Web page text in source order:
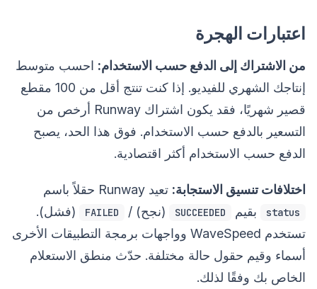
اعتبارات الهجرة
من الاشتراك إلى الدفع حسب الاستخدام: احسب متوسط
إنتاجك الشهري للفيديو. إذا كنت تنتج أقل من 100 مقطع
قصير شهريًا، فقد يكون اشتراك Runway أرخص من
التسعير بالدفع حسب الاستخدام. فوق هذا الحد، يصبح
الدفع حسب الاستخدام أكثر اقتصادية.
اختلافات تنسيق الاستجابة: تعيد Runway حقلاً باسم
status بقيم SUCCEEDED (نجح) / FAILED
(فشل).
تستخدم WaveSpeed وواجهات برمجة التطبيقات الأخرى
أسماء وقيم حقول حالة مختلفة. حدّث منطق الاستعلام
الخاص بك وفقًا لذلك.